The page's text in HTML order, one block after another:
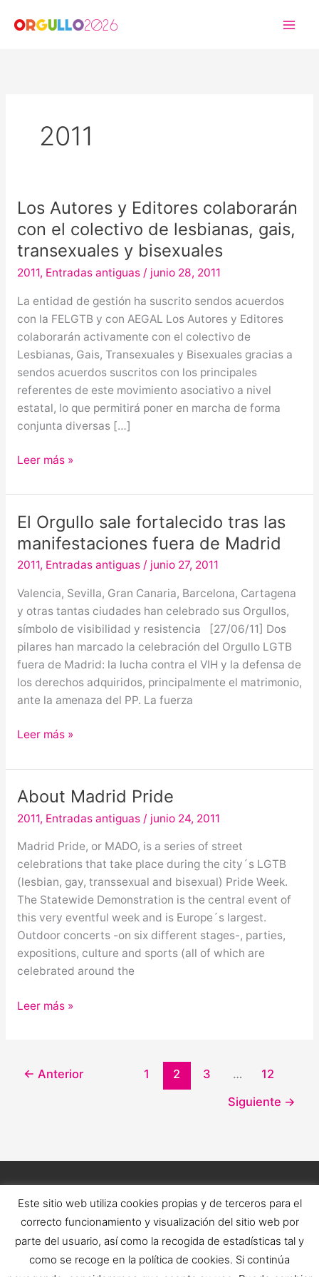
2011
Los Autores y Editores colaborarán
con el colectivo de lesbianas, gais,
transexuales y bisexuales
2011, Entradas antiguas/ junio 28, 2011
La entidad de gestión ha suscrito sendos acuerdos
con la FELGTB y con AEGAL Los Autores y Editores
colaborarán activamente con el colectivo de
Lesbianas, Gais, Transexuales y Bisexuales gracias a
sendos acuerdos suscritos con los principales
referentes de este movimiento asociativo a nivel
estatal, lo que permitirá poner en marcha de forma
conjunta diversas […]
Los
Autores
Editores
colaborarán
con
colectivo
de
lesbianas,
gais,
transexuales
Leer más »
El Orgullo sale fortalecido tras las
manifestaciones fuera de Madrid
2011, Entradas antiguas/ junio 27, 2011
Valencia, Sevilla, Gran Canaria, Barcelona, Cartagena
y otras tantas ciudades han celebrado sus Orgullos,
símbolo de visibilidad y resistencia [27/06/11] Dos
pilares han marcado la celebración del Orgullo LGTB
fuera de Madrid: la lucha contra el VIH y la defensa de
los derechos adquiridos, principalmente el matrimonio,
ante la amenaza del PP. La fuerza
El
Orgullo
fortalecido
tras
las
manifestaciones
fuera
de
Madrid
Leer más »
About Madrid Pride
2011, Entradas antiguas/ junio 24, 2011
Madrid Pride, or MADO, is a series of street
celebrations that take place during the city´s LGTB
(lesbian, gay, transsexual and bisexual) Pride Week.
The Statewide Demonstration is the central event of
this very eventful week and is Europe´s largest.
Outdoor concerts -on six different stages-, parties,
expositions, culture and sports (all of which are
celebrated around the
About
Madrid
Leer más »
← Anterior 1 2 3 …
12
Siguiente →
Este sitio web utiliza cookies propias y de terceros para el
correcto funcionamiento y visualización del sitio web por
parte del usuario, así como la recogida de estadísticas tal y
como se recoge en la política de cookies. Si continúa